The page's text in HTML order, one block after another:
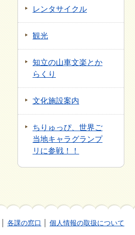
レンタサイクル
観光
知立の山車文楽とか
らくり
文化施設案内
ちりゅっぴ、世界ご
当地キャラグランプ
リに参戦！！
各課の窓口 個人情報の取扱について